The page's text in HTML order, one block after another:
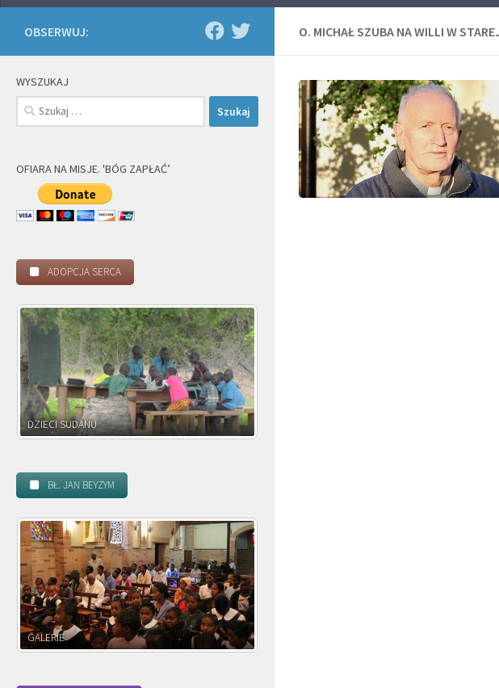
O. MICHAŁ SZUBA NA WILLI W
OBSERWUJ:
WYSZUKAJ
Szukaj:
OFIARA NA MISJE. 'BÓG ZAPŁAĆ’
ADOPCJA SERCA
DZIECI ZAMBII
BŁ. JAN BEYZYM
POWOŁANIE MISYJNE